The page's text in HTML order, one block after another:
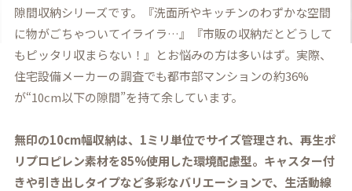
隙間収納シリーズです。『洗面所やキッチンのわずかな空間
に物がごちゃついてイライラ…』『市販の収納だとどうして
もピッタリ収まらない！』とお悩みの方は多いはず。実際、
住宅設備メーカーの調査でも都市部マンションの約36%
が“10cm以下の隙間”を持て余しています。
無印の10cm幅収納は、1ミリ単位でサイズ管理され、再生ポ
リプロピレン素材を85%使用した環境配慮型。キャスター付
きや引き出しタイプなど多彩なバリエーションで、生活動線